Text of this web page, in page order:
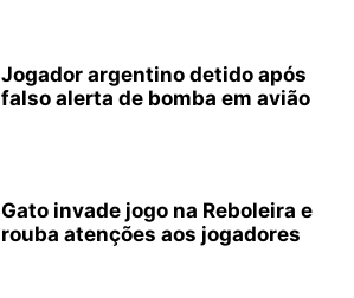
Jogador argentino detido após
falso alerta de bomba em avião
Gato invade jogo na Reboleira e
rouba atenções aos jogadores